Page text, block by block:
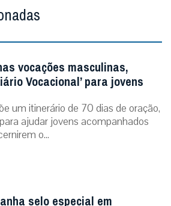
vocações masculinas,
Vocacional’ para jovens
um itinerário de 70 dias de oração,
ajudar jovens acompanhados
o...
selo especial em